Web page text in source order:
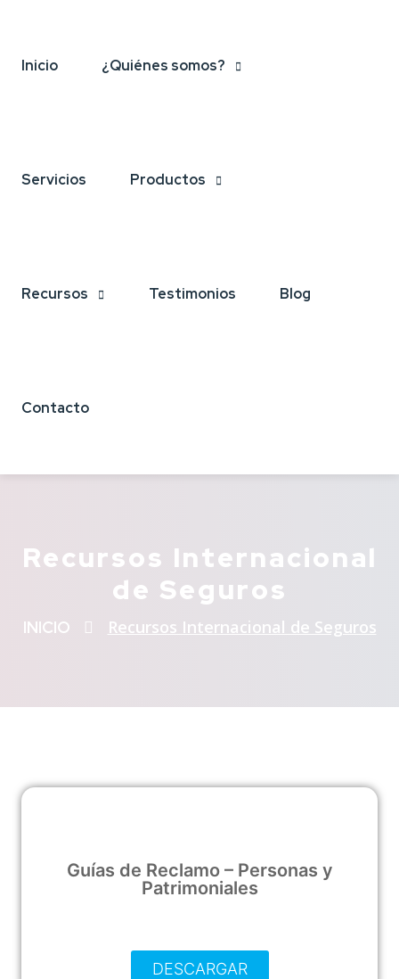
Inicio ¿Quiénes somos?
Servicios Productos
Recursos Testimonios Blog
Contacto
Recursos Internacional
de Seguros
INICIO Recursos Internacional de Seguros
Guías de Reclamo – Personas y
Patrimoniales
DESCARGAR